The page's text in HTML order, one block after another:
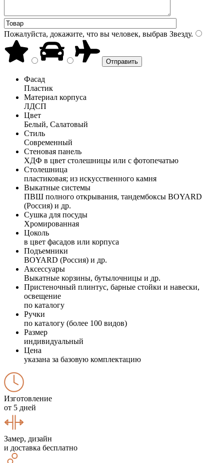
Пожалуйста, докажите, что вы человек, выбрав Звезду.
Фасад
Пластик
Материал корпуса
ЛДСП
Цвет
Белый, Салатовый
Стиль
Современный
Стеновая панель
ХДФ в цвет столешницы или с фотопечатью
Столешница
пластиковая; из искусственного камня
Выкатные системы
ПВШ полного открывания, тандембоксы BOYARD
(Россия) и др.
Сушка для посуды
Хромированная
Цоколь
в цвет фасадов или корпуса
Подъемники
BOYARD (Россия) и др.
Аксессуары
Выкатные корзины, бутылочницы и др.
Пристеночный плинтус, барные стойки и навески,
освещение
по каталогу
Ручки
по каталогу (более 100 видов)
Размер
индивидуальный
Цена
указана за базовую комплектацию
Изготовление
от 5 дней
Замер, дизайн
и доставка бесплатно